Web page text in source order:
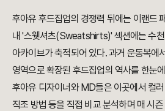
후아유 후드집업의 경쟁력 뒤에는 이랜드
내 '스웻셔츠(Sweatshirts)' 섹션에는 수천
아카이브가 축적되어 있다. 과거 운동복에
영역으로 확장된 후드집업의 역사를 한눈
후아유 디자이너와 MD들은 이곳에서 컬
직조 방법 등을 직접 비교 분석하며 매 시